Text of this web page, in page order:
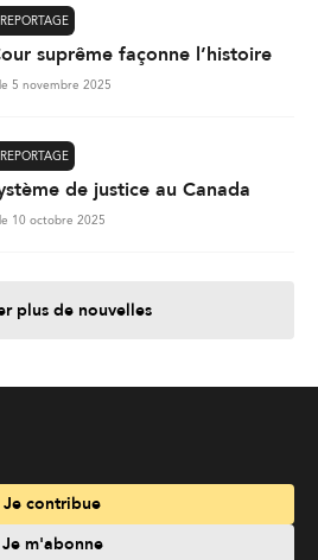
suprême façonne l’histoire
5 novembre 2025
de justice au Canada
10 octobre 2025
plus de nouvelles
Je contribue
Je m'abonne